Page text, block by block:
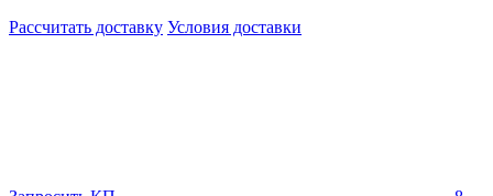
Рассчитать доставку Условия доставки